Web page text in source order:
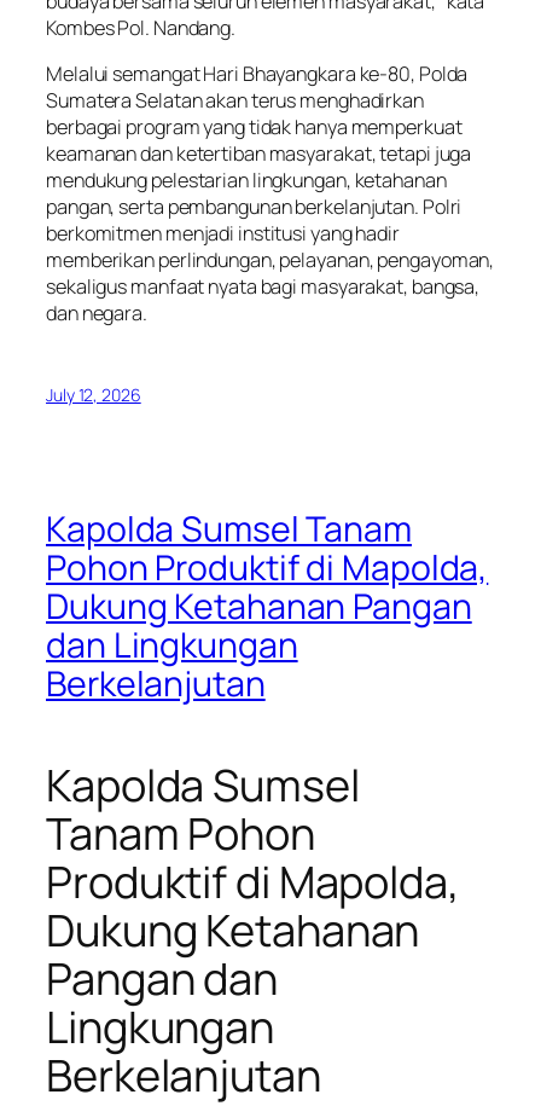
Kombes Pol. Nandang.
Melalui semangat Hari Bhayangkara ke-80, Polda
Sumatera Selatan akan terus menghadirkan
berbagai program yang tidak hanya memperkuat
keamanan dan ketertiban masyarakat, tetapi juga
mendukung pelestarian lingkungan, ketahanan
pangan, serta pembangunan berkelanjutan. Polri
berkomitmen menjadi institusi yang hadir
memberikan perlindungan, pelayanan, pengayoman,
sekaligus manfaat nyata bagi masyarakat, bangsa,
dan negara.
July 12, 2026
Kapolda Sumsel Tanam
Pohon Produktif di Mapolda,
Dukung Ketahanan Pangan
dan Lingkungan
Berkelanjutan
Kapolda Sumsel
Tanam Pohon
Produktif di Mapolda,
Dukung Ketahanan
Pangan dan
Lingkungan
Berkelanjutan